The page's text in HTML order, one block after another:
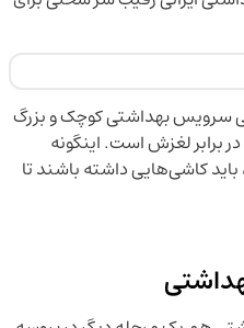
سرویس بهداشتی کوچک و بزرگ
برابر لغزش است. اینگونه
کاشی‌هایی داشته باشند تا